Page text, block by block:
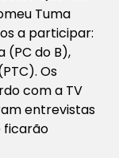
Tuma
a participar:
(PC do B),
Os
com a TV
entrevistas
ficarão